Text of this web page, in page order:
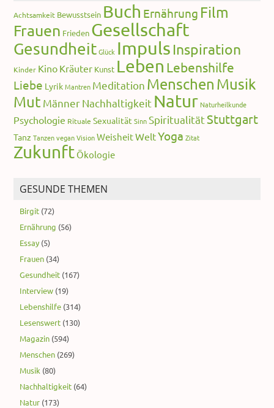
Achtsamkeit Bewusstsein Buch Ernährung Film
Frauen Frieden Gesellschaft
Gesundheit Glück Impuls Inspiration
Kinder Kino Kräuter Kunst Leben Lebenshilfe
Liebe Lyrik Mantren Meditation Menschen Musik
Mut MännerNachhaltigkeit Natur Naturheilkunde
Psychologie Rituale Sexualität Sinn SpiritualitätStuttgart
Tanz Tanzen vegan Vision WeisheitWeltYoga Zitat
Zukunft Ökologie
GESUNDE THEMEN
Birgit (72)
Ernährung (56)
Essay (5)
Frauen (34)
Gesundheit (167)
Interview (19)
Lebenshilfe (314)
Lesenswert (130)
Magazin (594)
Menschen (269)
Musik (80)
Nachhaltigkeit (64)
Natur (173)